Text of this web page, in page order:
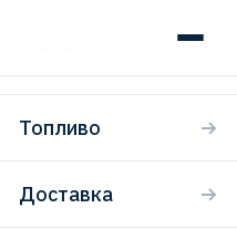
Топливо
Доставка
7